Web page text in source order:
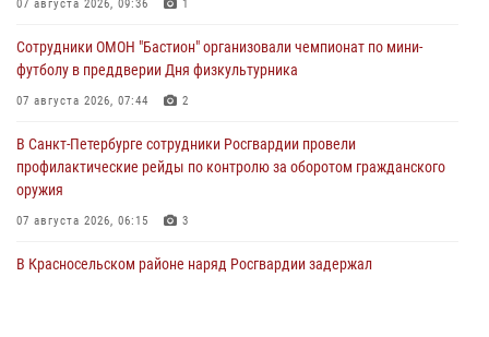
07 августа 2026, 09:36 1
Сотрудники ОМОН "Бастион" организовали чемпионат по мини-
футболу в преддверии Дня физкультурника
07 августа 2026, 07:44 2
В Санкт-Петербурге сотрудники Росгвардии провели
профилактические рейды по контролю за оборотом гражданского
оружия
07 августа 2026, 06:15 3
В Красносельском районе наряд Росгвардии задержал